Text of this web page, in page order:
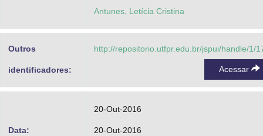
Antunes, Letícia Cristina
Outros
identificadores:
http://repositorio.utfpr.edu.br/jspui/handle/1/
Acessar
Data:
20-Out-2016
20-Out-2016